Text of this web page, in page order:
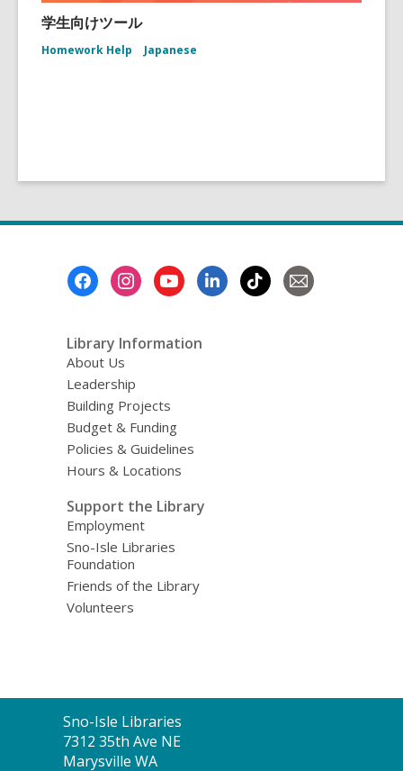
学生向けツール
Homework Help Japanese
Library Information
About Us
Leadership
Building Projects
Budget & Funding
Policies & Guidelines
Hours & Locations
Support the Library
Employment
Sno-Isle Libraries
Foundation
Friends of the Library
Volunteers
Contact
the
Library
Sno-Isle Libraries
7312 35th Ave NE
Marysville WA